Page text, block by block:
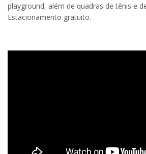
playground, além de quadras de tênis e
Estacionamento gratuito.